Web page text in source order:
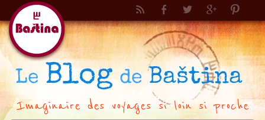
Imaginaire des voyages si loin si proche